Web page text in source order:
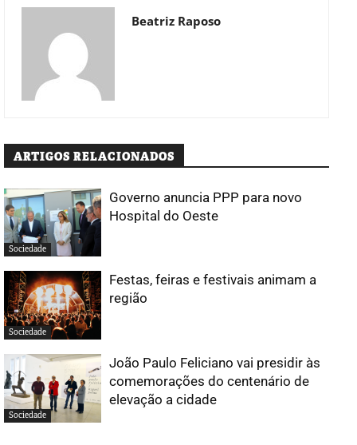
Beatriz Raposo
ARTIGOS RELACIONADOS
Sociedade
Governo anuncia PPP para novo
Hospital do Oeste
Sociedade
Festas, feiras e festivais animam a
região
Sociedade
João Paulo Feliciano vai presidir às
comemorações do centenário de
elevação a cidade